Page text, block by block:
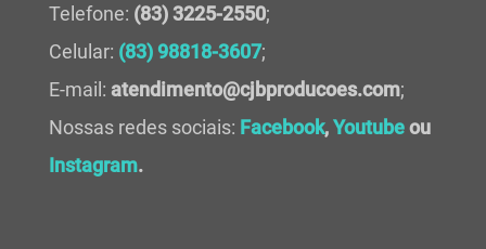
Telefone: (83) 3225-2550;
Celular: (83) 98818-3607;
E-mail: atendimento@cjbproducoes.com;
Nossas redes sociais: Facebook,Youtubeou
Instagram.